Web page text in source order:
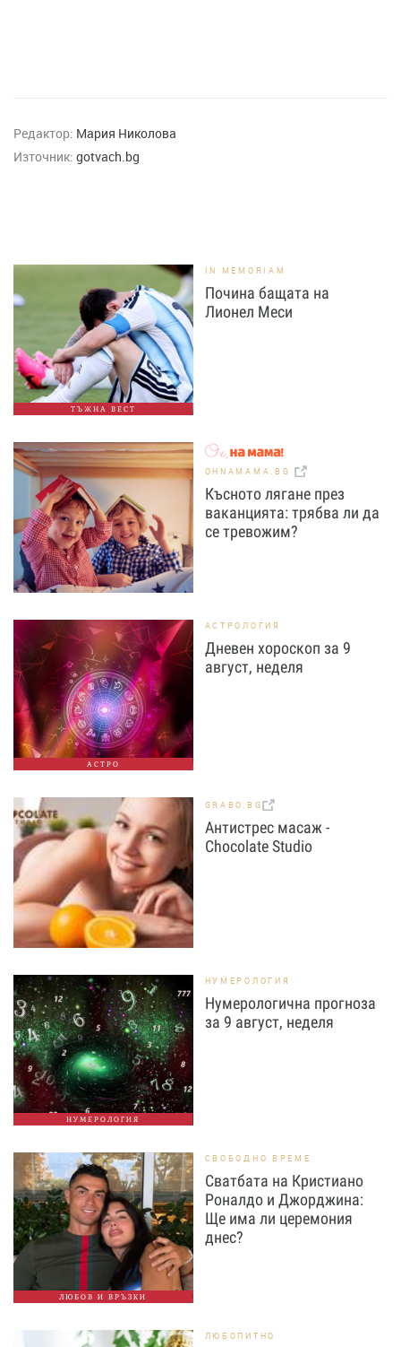
Редактор: Мария Николова
Източник: gotvach.bg
ТЪЖНА ВЕСТ
IN MEMORIAM
Почина бащата на
Лионел Меси
OHNAMAMA.BG
Късното лягане през
ваканцията: трябва ли да
се тревожим?
АСТРО
АСТРОЛОГИЯ
Дневен хороскоп за 9
август, неделя
GRABO.BG
Антистрес масаж -
Chocolate Studio
НУМЕРОЛОГИЯ
НУМЕРОЛОГИЯ
Нумерологична прогноза
за 9 август, неделя
ЛЮБОВ И ВРЪЗКИ
СВОБОДНО ВРЕМЕ
Сватбата на Кристиано
Роналдо и Джорджина:
Ще има ли церемония
днес?
ЛЮБОПИТНО